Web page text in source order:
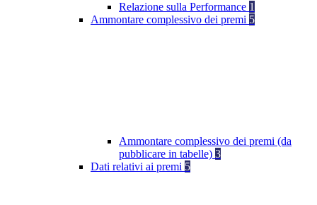
Relazione sulla Performance 1
Ammontare complessivo dei premi 5
Ammontare complessivo dei premi (da
pubblicare in tabelle) 3
Dati relativi ai premi 5